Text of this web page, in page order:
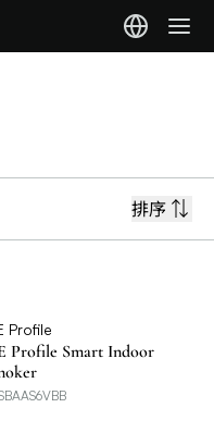
排序
Profile
Profile Smart Indoor